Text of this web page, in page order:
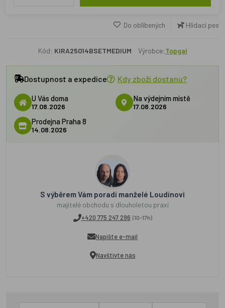
Do oblíbených Hlídací pes
Kód: KIRA25014BSETMEDIUM Výrobce:Topgal
Dostupnost a expedice Kdy zboží dostanu?
U Vás doma
17.08.2026
Na výdejním místě
17.08.2026
Prodejna Praha 8
14.08.2026
S výběrem Vám poradí manželé Loudínovi
majitelé obchodu s dlouholetou praxí
+420 775 247 296 (10-17h)
Napište e-mail
Navštivte nás